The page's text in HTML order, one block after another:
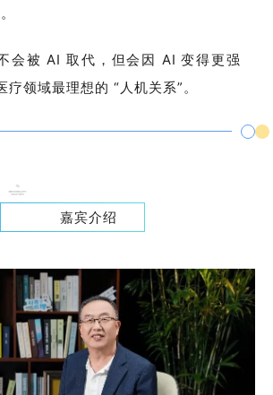
会被 AI 取代，但会因 AI 变得更强
领域最理想的 “人机关系”。
嘉宾介绍